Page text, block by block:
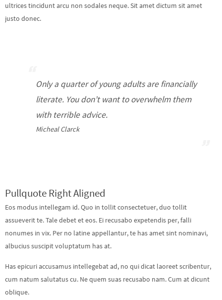
ultrices tincidunt arcu non sodales neque. Sit amet dictum sit amet
justo donec.
Only a quarter of young adults are financially
literate. You don’t want to overwhelm them
with terrible advice.
Micheal Clarck
Pullquote Right Aligned
Eos modus intellegam id. Quo in tollit consectetuer, duo tollit
assueverit te. Tale debet et eos. Ei recusabo expetendis per, falli
nonumes in vix. Per no latine appellantur, te has amet sint nominavi,
albucius suscipit voluptatum has at.
Has epicuri accusamus intellegebat ad, no qui dicat laoreet scribentur,
cum natum salutatus cu. Ne quem suas recusabo nam. Cum at dicunt
oblique.